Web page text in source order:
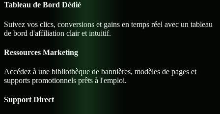
Tableau de Bord Dédié
Suivez vos clics, conversions et gains en temps réel avec un tableau
de bord d'affiliation clair et intuitif.
Ressources Marketing
Accédez à une bibliothèque de bannières, modèles de pages et
supports promotionnels prêts à l'emploi.
Support Direct